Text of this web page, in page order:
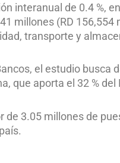
interanual de 0.4 %,
millones (RD
transporte y
el estudio busca
que aporta el 32 %
de 3.05 millones de